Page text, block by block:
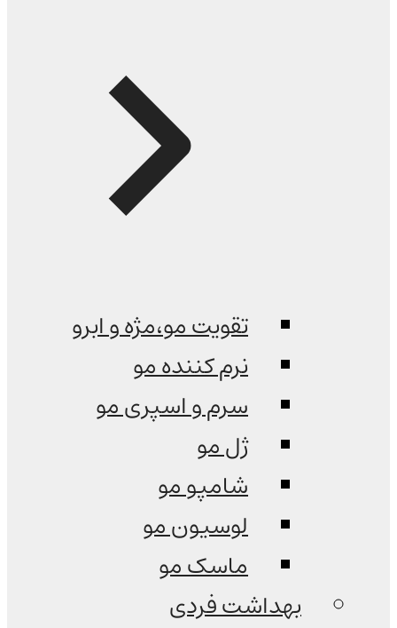
تقویت مو،مژه و ابرو
نرم کننده مو
سرم و اسپری مو
ژل مو
شامپو مو
لوسیون مو
ماسک مو
بهداشت فردی